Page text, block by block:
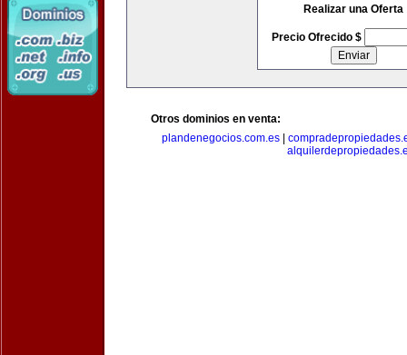
Realizar una Oferta
Precio Ofrecido $
Otros dominios en venta:
plandenegocios.com.es|